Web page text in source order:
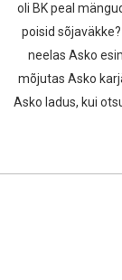
oli BK peal
poisid
neelas Asko
mõjutas Asko
Asko ladus, kui